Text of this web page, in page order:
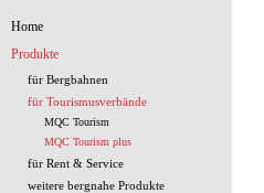
Home
Produkte
für Bergbahnen
für Tourismusverbände
MQC Tourism
MQC Tourism plus
für Rent & Service
weitere bergnahe Produkte